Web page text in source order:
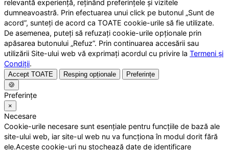
relevantă experiență, reținând preferințele și vizitele
dumneavoastră. Prin efectuarea unui click pe butonul „Sunt de
acord”, sunteți de acord ca TOATE cookie-urile să fie utilizate.
De asemenea, puteți să refuzați cookie-urile opționale prin
apăsarea butonului „Refuz”. Prin continuarea accesării sau
utilizării Site-ului web vă exprimați acordul cu privire la Termeni și
Condiții.
Accept TOATE Resping opționale
Preferințe
🍪
Preferințe
×
Necesare
Cookie-urile necesare sunt esențiale pentru funcțiile de bază ale
site-ului web, iar site-ul web nu va funcționa în modul dorit fără
ele.Aceste cookie-uri nu stochează date de identificare